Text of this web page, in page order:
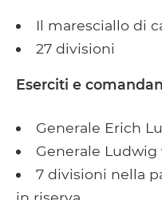
Il maresciallo di
27 divisioni
Eserciti e
Generale Erich
Generale
7 divisioni nella